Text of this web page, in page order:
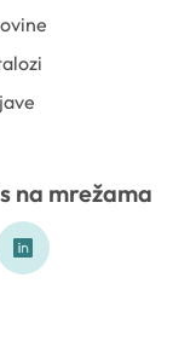
na mrežama